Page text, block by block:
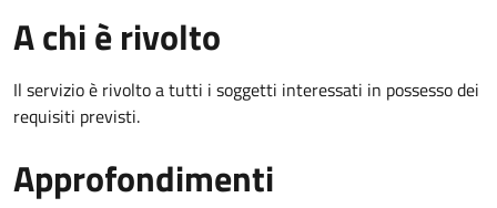
A chi è rivolto
Il servizio è rivolto a tutti i soggetti interessati in possesso dei
requisiti previsti.
Approfondimenti